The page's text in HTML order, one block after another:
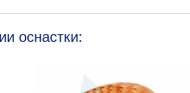
оснастки: